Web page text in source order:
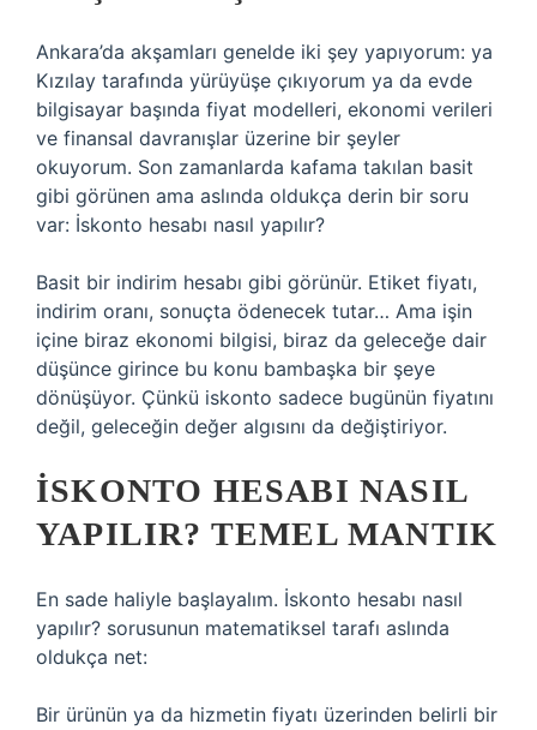
Ankara’da akşamları genelde iki şey yapıyorum: ya
Kızılay tarafında yürüyüşe çıkıyorum ya da evde
bilgisayar başında fiyat modelleri, ekonomi verileri
ve finansal davranışlar üzerine bir şeyler
okuyorum. Son zamanlarda kafama takılan basit
gibi görünen ama aslında oldukça derin bir soru
var: İskonto hesabı nasıl yapılır?
Basit bir indirim hesabı gibi görünür. Etiket fiyatı,
indirim oranı, sonuçta ödenecek tutar… Ama işin
içine biraz ekonomi bilgisi, biraz da geleceğe dair
düşünce girince bu konu bambaşka bir şeye
dönüşüyor. Çünkü iskonto sadece bugünün fiyatını
değil, geleceğin değer algısını da değiştiriyor.
İSKONTO HESABI NASIL
YAPILIR? TEMEL MANTIK
En sade haliyle başlayalım. İskonto hesabı nasıl
yapılır? sorusunun matematiksel tarafı aslında
oldukça net:
Bir ürünün ya da hizmetin fiyatı üzerinden belirli bir